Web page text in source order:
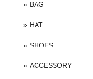
BAG
HAT
SHOES
ACCESSORY